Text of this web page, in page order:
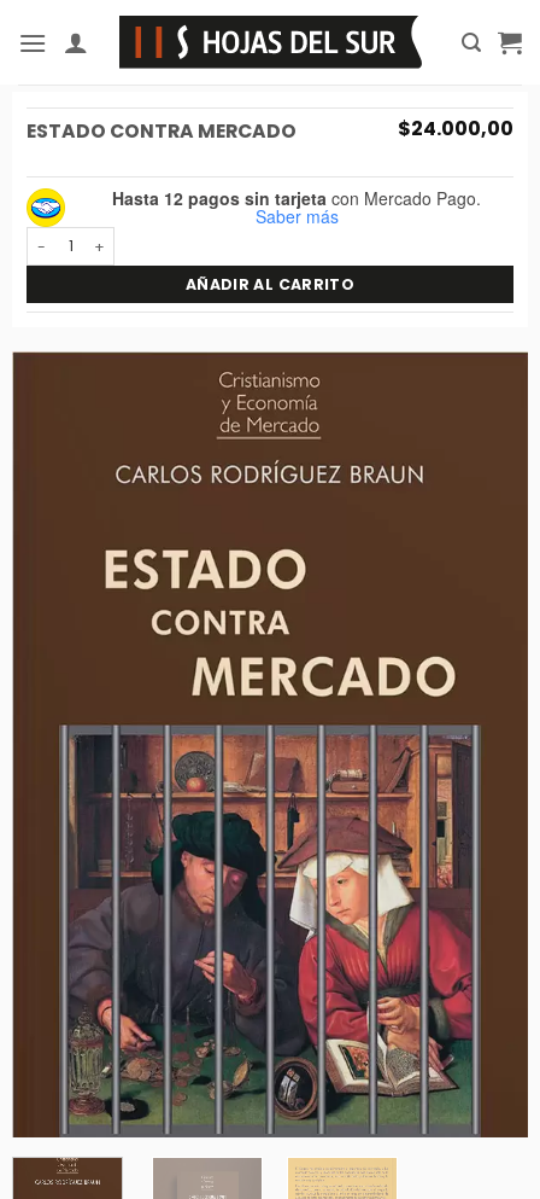
ESTADO CONTRA MERCADO $24.000,00
Hasta 12 pagos sin tarjeta con Mercado Pago.
Saber más
Estado contra mercado cantidad
AÑADIR AL CARRITO